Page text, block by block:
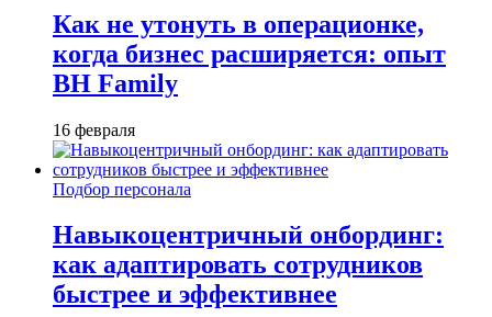
Как не утонуть в операционке,
когда бизнес расширяется: опыт
BH Family
16 февраля
Подбор персонала
Навыкоцентричный онбординг:
как адаптировать сотрудников
быстрее и эффективнее